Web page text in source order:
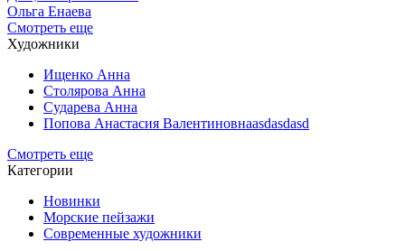
Ольга Енаева
Смотреть еще
Художники
Ищенко Анна
Столярова Анна
Сударева Анна
Попова Анастасия Валентиновнаasdasdasd
Смотреть еще
Категории
Новинки
Морские пейзажи
Современные художники